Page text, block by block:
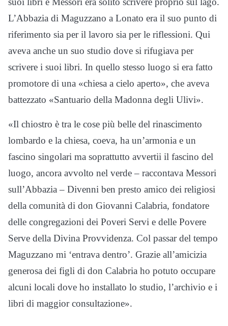
L’Abbazia di Maguzzano a Lonato era il suo punto di
riferimento sia per il lavoro sia per le riflessioni. Qui
aveva anche un suo studio dove si rifugiava per
scrivere i suoi libri. In quello stesso luogo si era fatto
promotore di una «chiesa a cielo aperto», che aveva
battezzato «Santuario della Madonna degli Ulivi».
«Il chiostro è tra le cose più belle del rinascimento
lombardo e la chiesa, coeva, ha un’armonia e un
fascino singolari ma soprattutto avvertii il fascino del
luogo, ancora avvolto nel verde – raccontava Messori
sull’Abbazia – Divenni ben presto amico dei religiosi
della comunità di don Giovanni Calabria, fondatore
delle congregazioni dei Poveri Servi e delle Povere
Serve della Divina Provvidenza. Col passar del tempo
Maguzzano mi ‘entrava dentro’. Grazie all’amicizia
generosa dei figli di don Calabria ho potuto occupare
alcuni locali dove ho installato lo studio, l’archivio e i
libri di maggior consultazione».